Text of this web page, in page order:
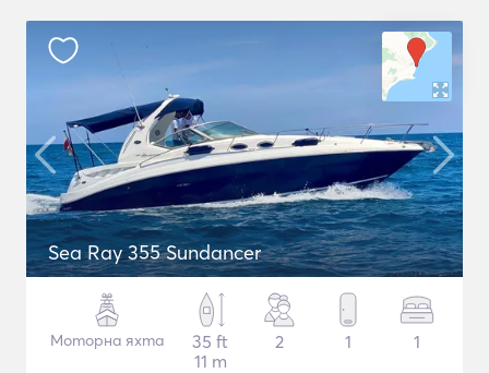
Sea Ray 355 Sundancer
Моторна яхта
35 ft
11 m
2 1 1